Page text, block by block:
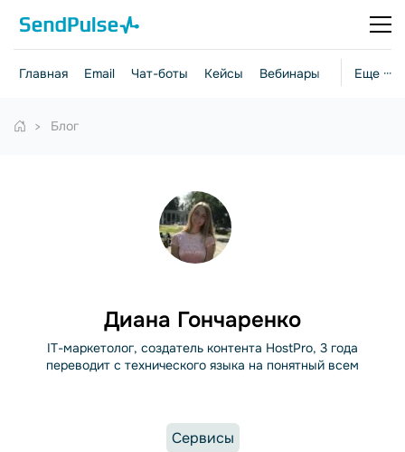
Еще ···
Главная Email Чат-боты Кейсы Вебинары Стратегии
Блог
Диана Гончаренко
IT-маркетолог, создатель контента HostPro, 3 года
переводит с технического языка на понятный всем
Сервисы